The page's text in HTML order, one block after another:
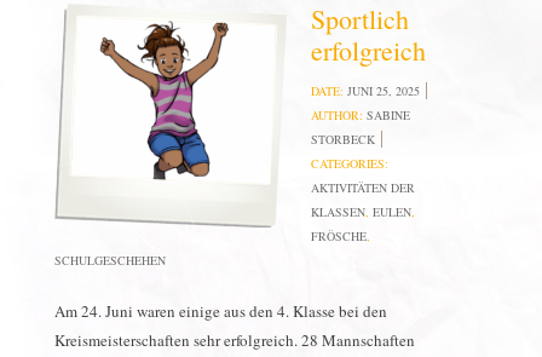
Sportlich
erfolgreich
DATE: JUNI 25, 2025
AUTHOR: SABINE
STORBECK
CATEGORIES:
AKTIVITÄTEN DER
KLASSEN, EULEN,
FRÖSCHE,
SCHULGESCHEHEN
Am 24. Juni waren einige aus den 4. Klasse bei den
Kreismeisterschaften sehr erfolgreich. 28 Mannschaften